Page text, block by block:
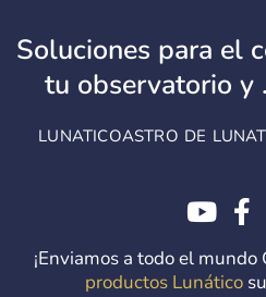
contenido
Soluciones para el
tu observatorio y
LUNATICOASTRO DE
¡Enviamos a todo el mundo
productos Lunático